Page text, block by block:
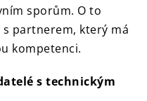
sporům. O to
partnerem, který má
kompetenci.
s technickým